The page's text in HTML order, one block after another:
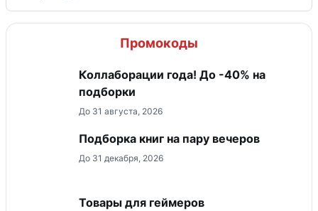
Промокоды
Коллаборации года! До -40% на
подборки
До 31 августа, 2026
Подборка книг на пару вечеров
До 31 декабря, 2026
Товары для геймеров